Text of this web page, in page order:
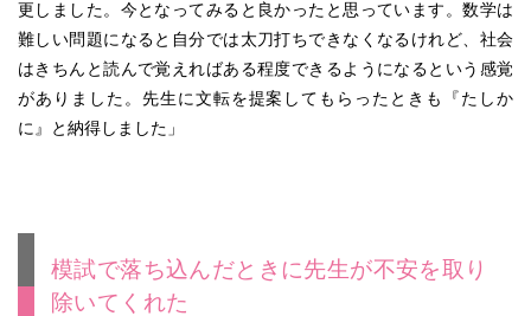
更しました。今となってみると良かったと思っています。数学は
難しい問題になると自分では太刀打ちできなくなるけれど、社会
はきちんと読んで覚えればある程度できるようになるという感覚
がありました。先生に文転を提案してもらったときも『たしか
に』と納得しました」
模試で落ち込んだときに先生が不安を取り
除いてくれた